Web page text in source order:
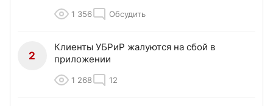
1 356 Обсудить
2
Клиенты УБРиР жалуются на сбой в
приложении
1 268 12